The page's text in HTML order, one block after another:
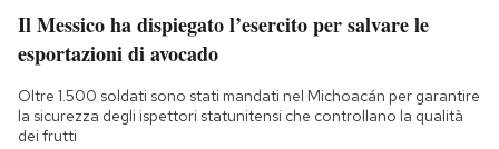
Il Messico ha dispiegato l’esercito per salvare le
esportazioni di avocado
Oltre 1.500 soldati sono stati mandati nel Michoacán per garantire
la sicurezza degli ispettori statunitensi che controllano la qualità
dei frutti